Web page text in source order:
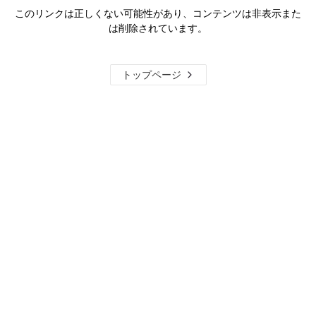
このリンクは正しくない可能性があり、コンテンツは非表示また
は削除されています。
トップページ